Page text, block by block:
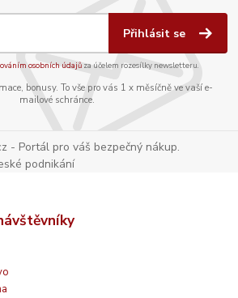
Přihlásit se
osobních údajůza účelem rozesílky newsletteru.
bonusy. To vše pro vás 1 x měsíčně ve vaší e-
mailové schránce.